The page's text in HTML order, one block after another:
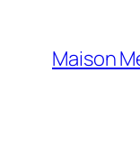
contenu
Maison